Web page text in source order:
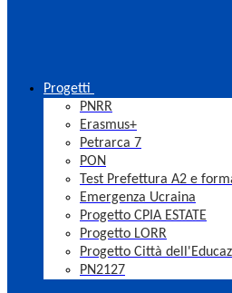
Progetti
PNRR
Erasmus+
Petrarca 7
PON
Test Prefettura A2 e
Emergenza Ucraina
Progetto CPIA ESTATE
Progetto LORR
Progetto Città
PN2127